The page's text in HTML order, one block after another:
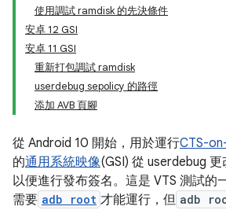
使用調試 ramdisk 的先決條件
安卓 12 GSI
安卓 11 GSI
重新打包調試 ramdisk
userdebug sepolicy 的路徑
添加 AVB 頁腳
從 Android 10 開始，用於運行CTS-
的通用系統映像(GSI) 從 userdebug
以便進行發布簽名。這是 VTS 測試的
需要 adb root 才能運行，但 adb